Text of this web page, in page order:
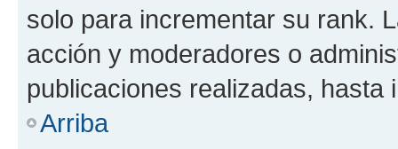
solo para incrementar su rank.
acción y moderadores o
publicaciones realizadas, hasta
Arriba